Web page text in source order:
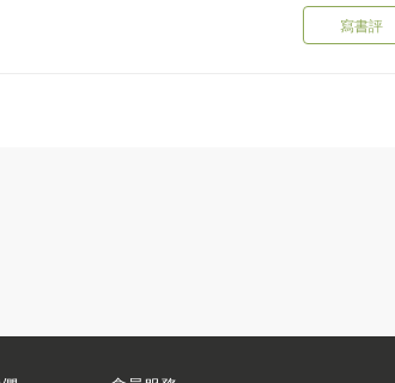
現為香港永久居民、香港兒童文藝恊會永久會員、
作家協會常務理事，世界《華人文學》雜誌高級文學
散文《泰國行》、《過春節》、《貓奴》、《香江
寫書評